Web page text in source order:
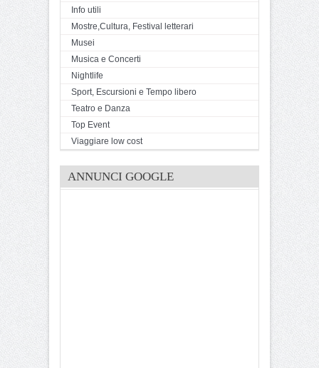
Info utili
Mostre,Cultura, Festival letterari
Musei
Musica e Concerti
Nightlife
Sport, Escursioni e Tempo libero
Teatro e Danza
Top Event
Viaggiare low cost
ANNUNCI GOOGLE